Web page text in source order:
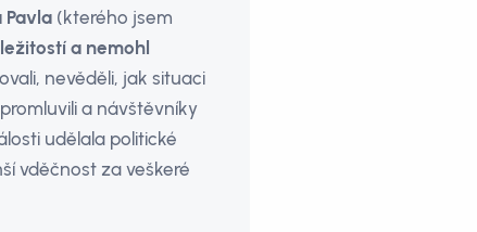
Pavla(kterého jsem
a nemohl
nevěděli, jak situaci
a návštěvníky
udělala politické
vděčnost za veškeré